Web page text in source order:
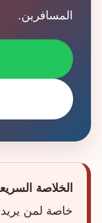
المسافرين.
الخلاصة
خاصة لمن يريد